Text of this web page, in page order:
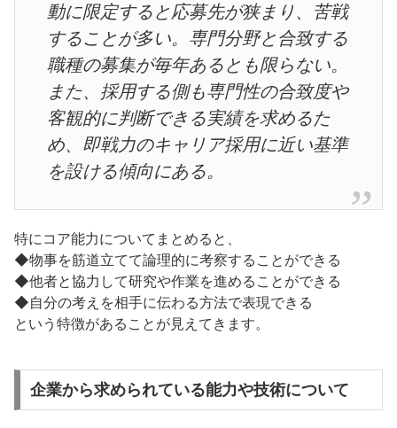
動に限定すると応募先が狭まり、苦戦
することが多い。専門分野と合致する
職種の募集が毎年あるとも限らない。
また、採用する側も専門性の合致度や
客観的に判断できる実績を求めるた
め、即戦力のキャリア採用に近い基準
を設ける傾向にある。
特にコア能力についてまとめると、
◆物事を筋道立てて論理的に考察することができる
◆他者と協力して研究や作業を進めることができる
◆自分の考えを相手に伝わる方法で表現できる
という特徴があることが見えてきます。
企業から求められている能力や技術について